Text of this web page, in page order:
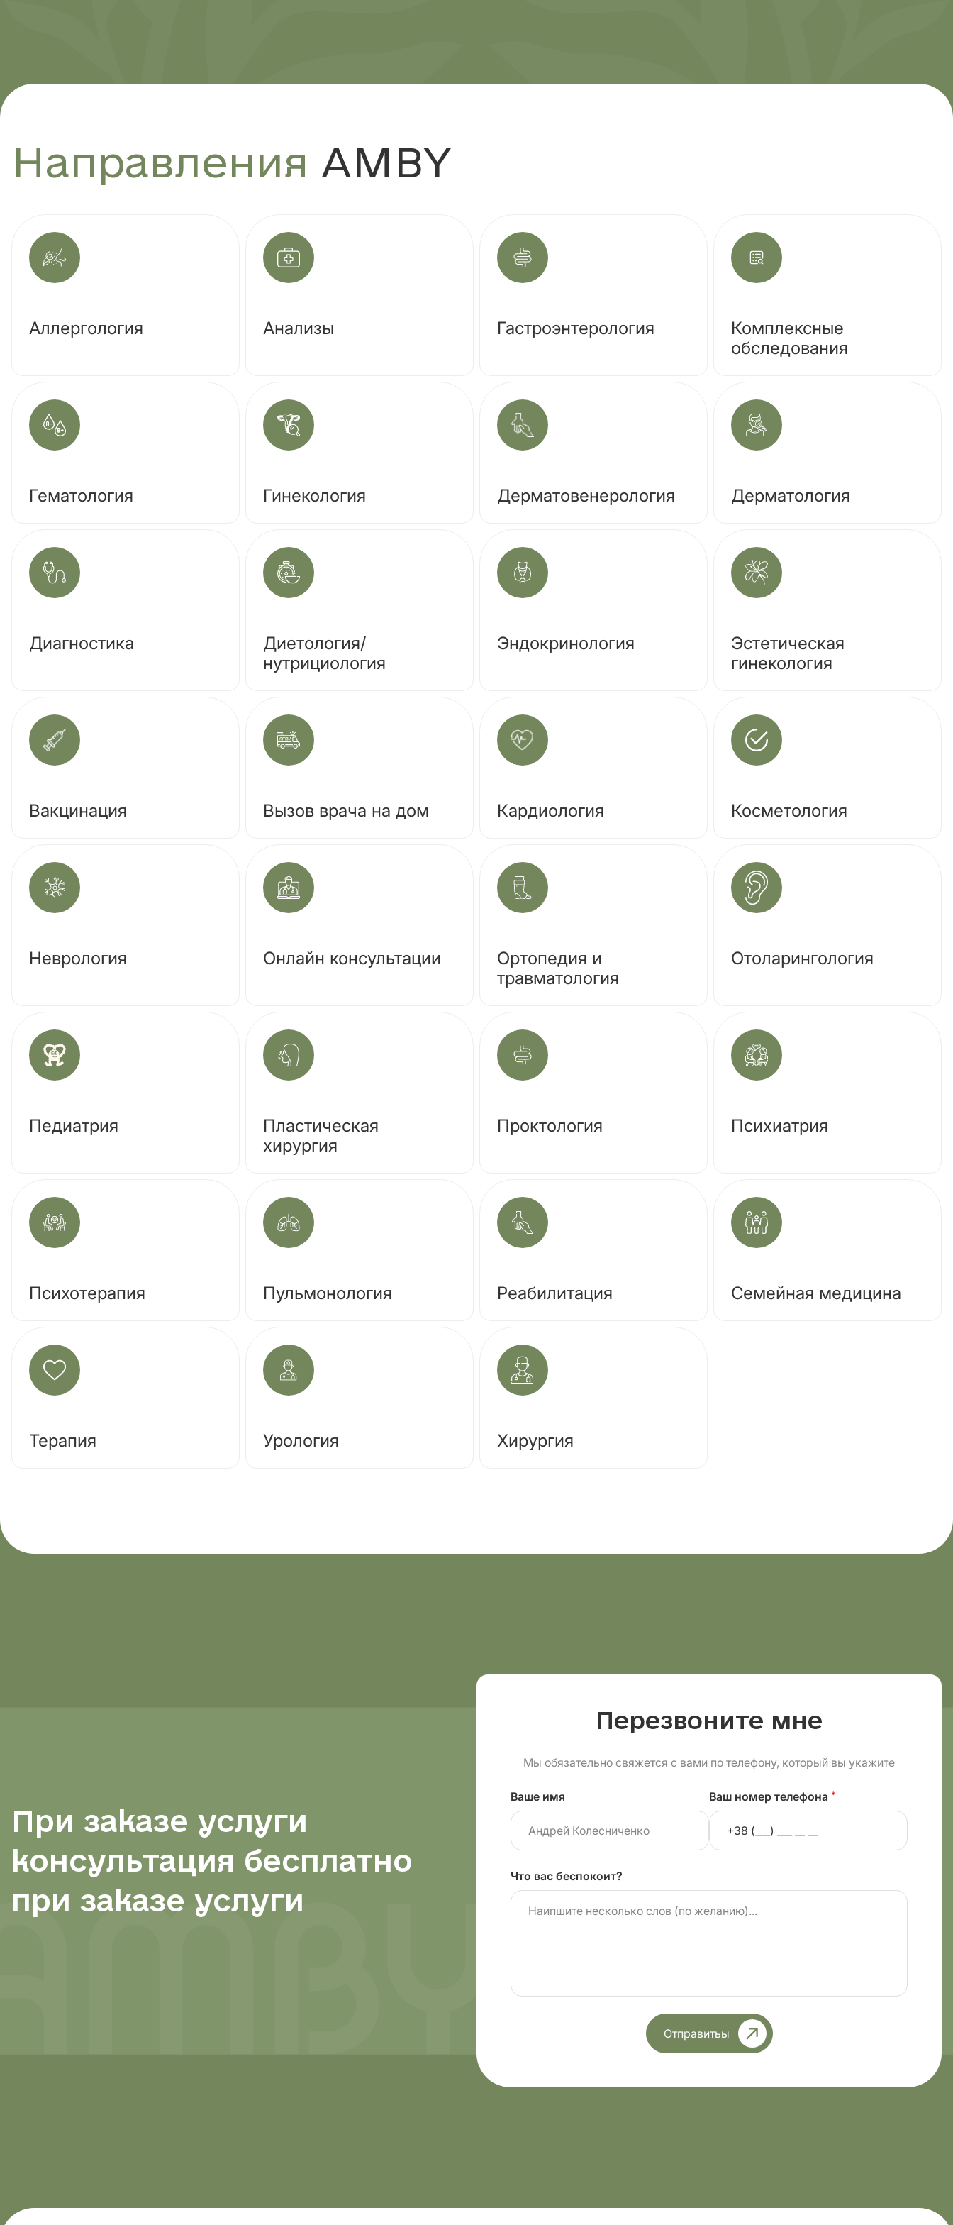
Направления AMBY
Аллергология Анализы Гастроэнтерология
Комплексные
обследования
Гематология Гинекология Дерматовенерология Дерматология
Диагностика
Диетология/
нутрициология
Эндокринология
Эстетическая
гинекология
Вакцинация Вызов врача на дом Кардиология Косметология
Неврология Онлайн консультации
Ортопедия и
травматология
Отоларингология
Педиатрия
Пластическая
хирургия
Проктология Психиатрия
Психотерапия Пульмонология Реабилитация Семейная медицина
Терапия Урология Хирургия
При заказе услуги
консультация бесплатно
при заказе услуги
Перезвоните мне
Мы обязательно свяжется с вами по телефону, который вы укажите
Ваше имя Ваш номер телефона *
Что вас беспокоит?
Отправитьы